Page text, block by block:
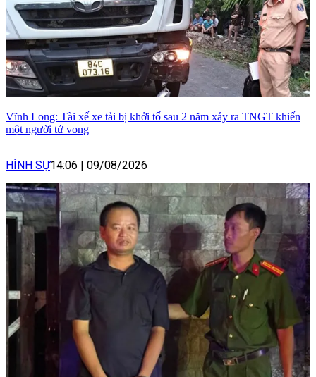
Vĩnh Long: Tài xế xe tải bị khởi tố sau 2 năm xảy ra TNGT khiến
một người tử vong
HÌNH SỰ14:06 09/08/2026